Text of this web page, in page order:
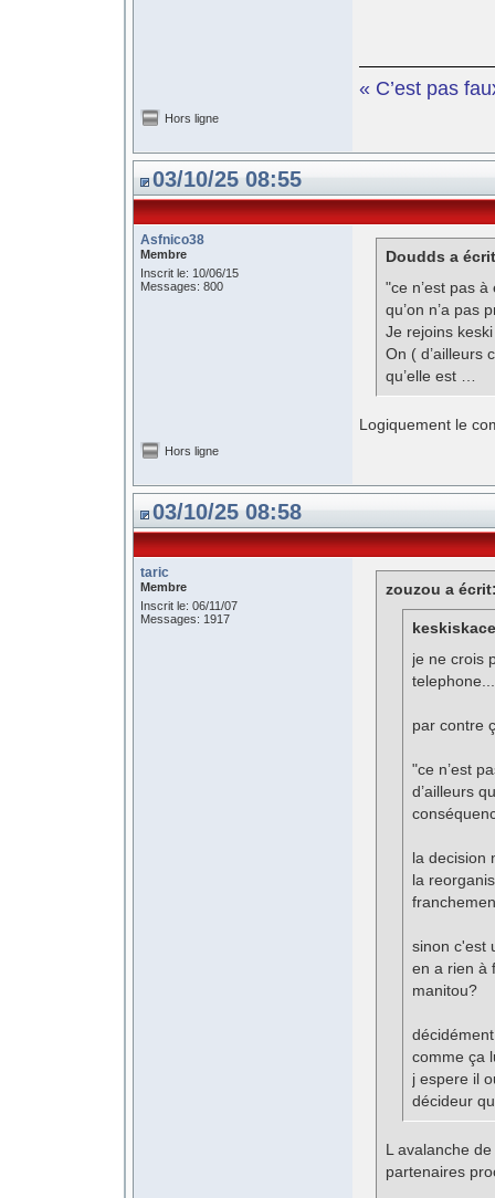
« C’est pas
Hors ligne
03/10/25 08:55
Asfnico38
Membre
Inscrit le: 10/06/15
Messages: 800
Doudds a
"ce n’est pas
qu’on n’a pas
Je rejoins
On ( d’ailleurs
qu’elle est …
Logiquement le
Hors ligne
03/10/25 08:58
taric
Membre
Inscrit le: 06/11/07
Messages: 1917
zouzou a
je ne crois
par contre
"ce n’est
d’ailleurs
la decision
la
sinon c'est
en a rien à
manitou?
comme ça
j espere il
décideur
L avalanche
partenaires